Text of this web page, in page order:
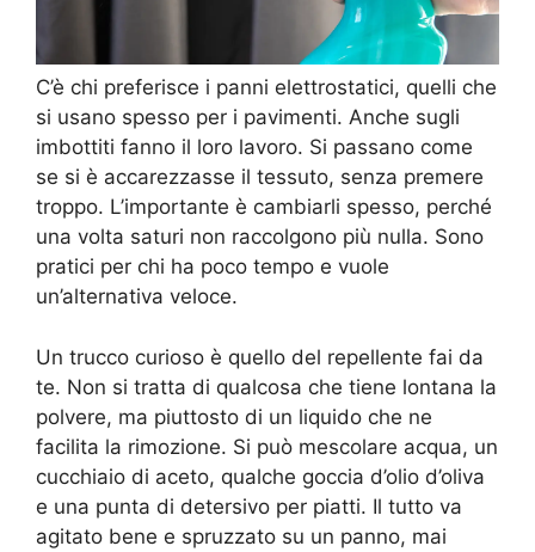
C’è chi preferisce i panni elettrostatici, quelli che
si usano spesso per i pavimenti. Anche sugli
imbottiti fanno il loro lavoro. Si passano come
se si è accarezzasse il tessuto, senza premere
troppo. L’importante è cambiarli spesso, perché
una volta saturi non raccolgono più nulla. Sono
pratici per chi ha poco tempo e vuole
un’alternativa veloce.
Un trucco curioso è quello del repellente fai da
te. Non si tratta di qualcosa che tiene lontana la
polvere, ma piuttosto di un liquido che ne
facilita la rimozione. Si può mescolare acqua, un
cucchiaio di aceto, qualche goccia d’olio d’oliva
e una punta di detersivo per piatti. Il tutto va
agitato bene e spruzzato su un panno, mai